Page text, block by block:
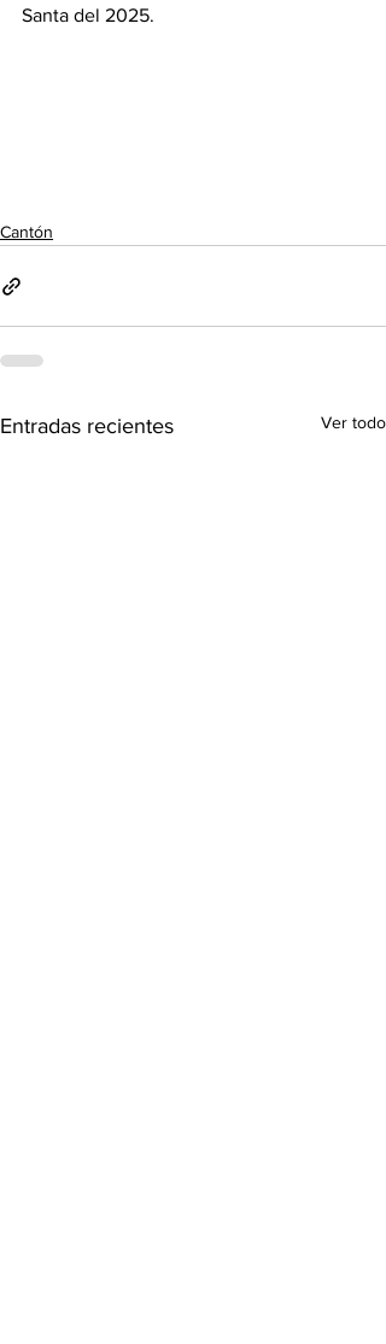
Santa del 2025.
Cantón
Entradas recientes Ver todo